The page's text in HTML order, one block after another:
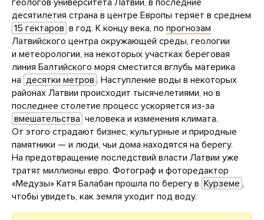
геологов университета Латвии, в последние
десятилетия страна в центре Европы теряет в среднем
15 гектаров в год. К концу века, по прогнозам
Латвийского центра окружающей среды, геологии
и метеорологии, на некоторых участках береговая
линия Балтийского моря сместится вглубь материка
на десятки метров . Наступление воды в некоторых
районах Латвии происходит тысячелетиями, но в
последнее столетие процесс ускоряется из-за
вмешательства человека и изменения климата.
От этого страдают бизнес, культурные и природные
памятники — и люди, чьи дома находятся на берегу.
На предотвращение последствий власти Латвии уже
тратят миллионы евро. Фотограф и фоторедактор
«Медузы» Катя Балабан прошла по берегу в Курземе ,
чтобы увидеть, как земля уходит под воду.